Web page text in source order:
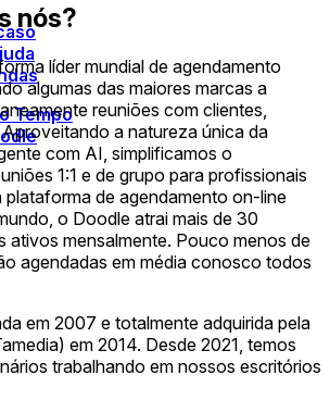
Tempo
nós?
líder mundial de agendamento
algumas das maiores marcas a
reuniões com clientes,
a natureza única da
com AI, simplificamos o
1:1 e de grupo para profissionais
de agendamento on-line
o Doodle atrai mais de 30
ativos mensalmente. Pouco menos de
agendadas em média conosco todos
em 2007 e totalmente adquirida pela
em 2014. Desde 2021, temos
trabalhando em nossos escritórios